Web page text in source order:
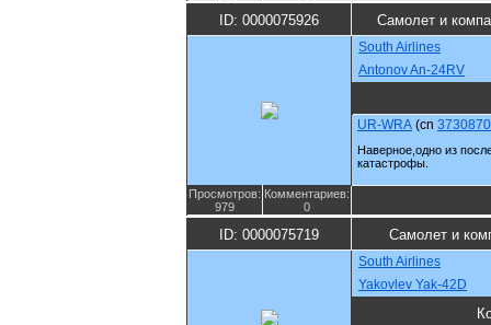
ID: 0000075926 Самолет и
South Airlines
Antonov An-24RV
UR-WRA (cn
Наверное,одно из
катастрофы.
Просмотров:
979
Комментариев:
0
ID: 0000075719 Самолет и
South Airlines
Yakovlev Yak-42D